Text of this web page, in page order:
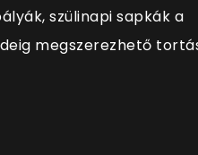
szülinapi sapkák a
megszerezhető